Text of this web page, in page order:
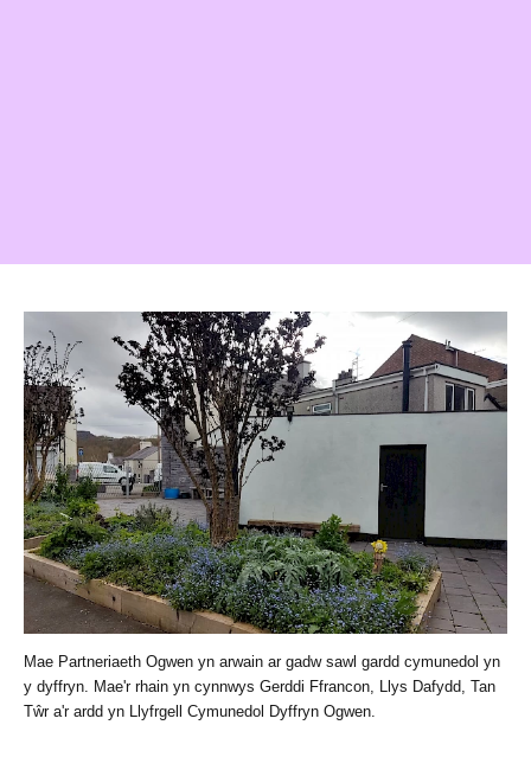
Mae Partneriaeth Ogwen yn arwain ar gadw sawl gardd cymunedol yn
y dyffryn. Mae'r rhain yn cynnwys Gerddi Ffrancon, Llys Dafydd, Tan
Tŵr a'r ardd yn Llyfrgell Cymunedol Dyffryn Ogwen.